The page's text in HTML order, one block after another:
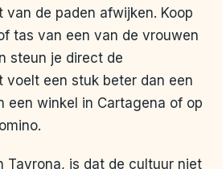
de paden afwijken. Koop
tas van een van de vrouwen
steun je direct de
voelt een stuk beter dan een
een winkel in Cartagena of op
Tayrona, is dat de cultuur niet